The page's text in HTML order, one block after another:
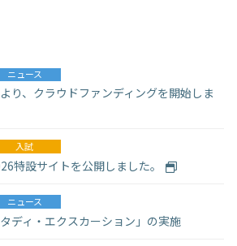
地域・一般の方
大学紹介
部・大学院・施設
ニュース
り、クラウドファンディングを開始しま
入試
特設サイトを公開しました。
ニュース
ディ・エクスカーション」の実施